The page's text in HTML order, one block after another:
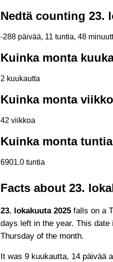
Nedtä counting 23.
-288 päivää, 11 tuntia, 48
Kuinka monta
2 kuukautta
Kuinka monta
42 viikkoa
Kuinka monta
6901.0 tuntia
Facts about 23.
23. lokakuuta 2025 falls on a
days left in the year. This
Thursday of the month.
It was 9 kuukautta, 14